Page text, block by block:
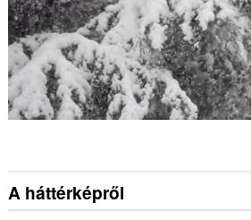
A háttérképről